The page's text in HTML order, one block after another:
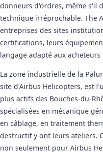
donneurs d'ordres, même s'il
technique irréprochable. The
entreprises des sites
certifications, leurs
langage adapté aux
La zone industrielle de la
site d'Airbus Helicopters, est
plus actifs des Bouches-du-
spécialisées en mécanique
en câblage, en traitement
destructif y ont leurs ateliers.
non seulement pour Airbus